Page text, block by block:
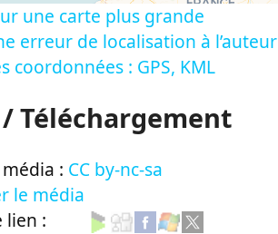
une carte plus grande
erreur de localisation à l’auteur
coordonnées : GPS, KML
Téléchargement
: CC by-nc-sa
le média
lien :